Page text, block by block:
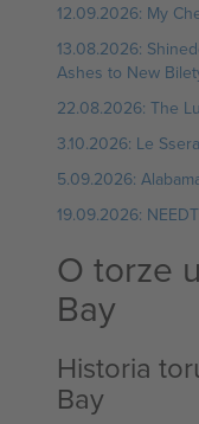
12.09.2026: My
13.08.2026:
Ashes to New
22.08.2026: The
3.10.2026: Le
5.09.2026:
19.09.2026:
O torze
Bay
Historia
Bay